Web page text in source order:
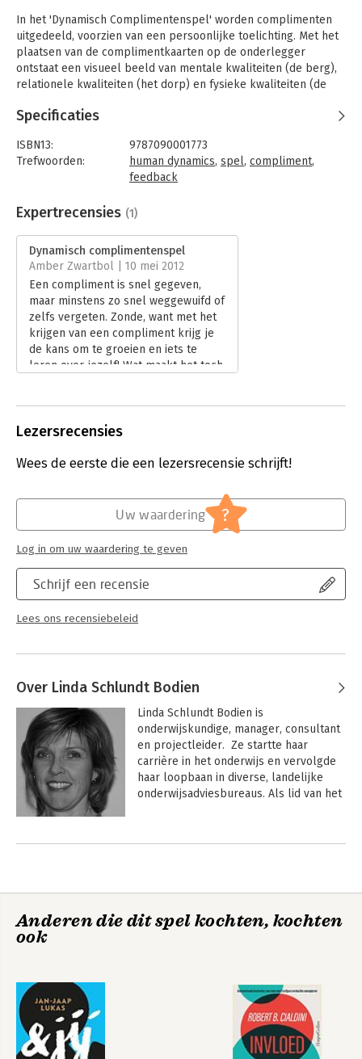
In het 'Dynamisch Complimentenspel' worden complimenten
uitgedeeld, voorzien van een persoonlijke toelichting. Met het
plaatsen van de complimentkaarten op de onderlegger
ontstaat een visueel beeld van mentale kwaliteiten (de berg),
relationele kwaliteiten (het dorp) en fysieke kwaliteiten (de
Tijdens het spel vliegen de complimenten over tafel.
Spelenderwijs, in een prettige en veilige sfeer, bent u 'anders'
met elkaar in gesprek. De persoonlijke toelichting zorgt voor
verdieping en waardevolle gespreksmomenten.
Specificaties
ISBN13:
9787090001773
Trefwoorden:
human dynamics, spel, compliment,
feedback
Bindwijze:
spel (H)
Uitgever:
OnderwijsAdvies
Druk:
1
Verschijningsdatum:
26-9-2011
Hoofdrubriek: Persoonlijke effectiviteit
Expertrecensies (1)
Dynamisch complimentenspel
Amber Zwartbol | 10 mei 2012
Een compliment is snel gegeven,
maar minstens zo snel weggewuifd of
zelfs vergeten. Zonde, want met het
krijgen van een compliment krijg je
de kans om te groeien en iets te
leren over jezelf! Wat maakt het toch
de ontvanger er iets mee kan? Het
je op weg.
Lezersrecensies
Wees de eerste die een lezersrecensie schrijft!
Schrijf een recensie
Lees ons recensiebeleid
Uw waardering ?
Log in om uw waardering te geven
Over Linda Schlundt Bodien
Linda Schlundt Bodien is
onderwijskundige, manager, consultant
en projectleider.  Ze startte haar
carrière in het onderwijs en vervolgde
haar loopbaan in diverse, landelijke
onderwijsadviesbureaus. Als lid van het
onderwijs en arbeidsmarkt. In de
teamspellen ontwikkeld ten behoeve
professionals.
Anderen die dit spel kochten, kochten
ook